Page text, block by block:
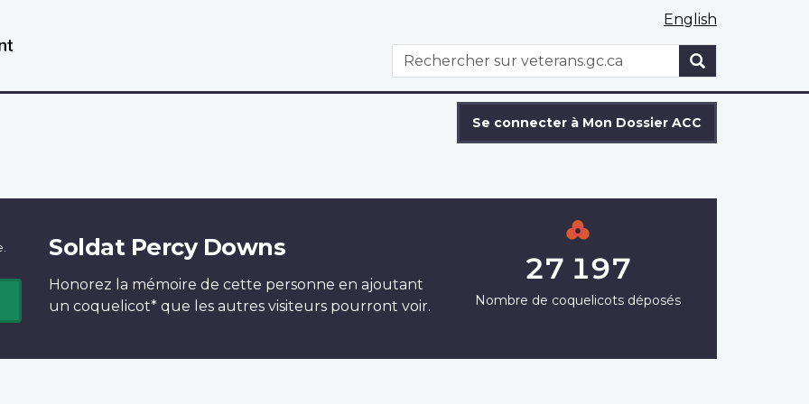
English
WxT
Search
Rechercher
Se connecter à Mon Dossier ACC
Soldat Percy Downs
Honorez la mémoire de cette personne en ajoutant
un coquelicot* que les autres visiteurs pourront voir.
27 197
Nombre de coquelicots déposés